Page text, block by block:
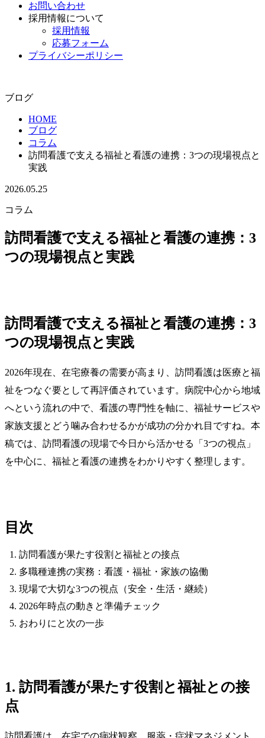
お問い合わせ
採用情報について
採用情報
応募フォーム
プライバシーポリシー
ブログ
HOME
ブログ
コラム
訪問看護で支える福祉と看護の連携：3つの現場視点と
実践
2026.05.25
コラム
訪問看護で支える福祉と看護の連携：3
つの現場視点と実践
訪問看護で支える福祉と看護の連携：3
つの現場視点と実践
2026年現在、在宅療養の需要が高まり、訪問看護は医療と福
祉をつなぐ要として再評価されています。病院中心から地域
へという流れの中で、看護の専門性を軸に、福祉サービスや
家族支援とどう噛み合わせるかが成功の分かれ目ですね。本
稿では、訪問看護の現場で今日から活かせる「3つの視点」
を中心に、福祉と看護の連携をわかりやすく整理します。
目次
訪問看護が果たす役割と福祉との接点
多職種連携の実務：看護・福祉・家族の協働
現場で大切な3つの視点（安全・生活・継続）
2026年時点の動きと準備チェック
おわりにと次の一歩
1. 訪問看護が果たす役割と福祉との接
点
訪問看護は、在宅での病状観察、服薬・症状マネジメント、